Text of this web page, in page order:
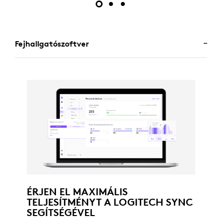
Fejhallgatószoftver
ÉRJEN EL MAXIMÁLIS
TELJESÍTMÉNYT A LOGITECH SYNC
SEGÍTSÉGÉVEL